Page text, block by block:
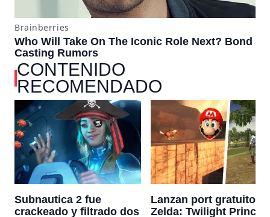
CONTENIDO
RECOMENDADO
Subnautica 2 fue
crackeado y filtrado dos
Lanzan port gratuito
Zelda: Twilight